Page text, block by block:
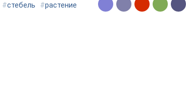
#стебель #растение